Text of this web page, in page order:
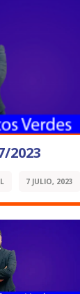
2023
7 JULIO, 2023